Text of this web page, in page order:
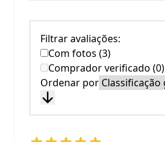
Filtrar avaliações:
Com fotos (3)
Comprador verificado (0)
Ordenar por